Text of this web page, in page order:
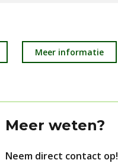
Meer informatie
Meer weten?
Neem direct contact op!